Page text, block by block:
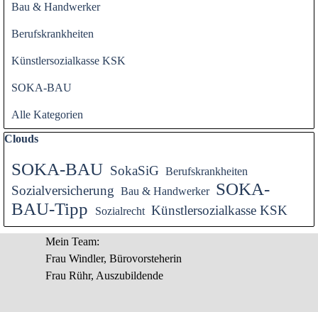
Bau & Handwerker
Berufskrankheiten
Künstlersozialkasse KSK
SOKA-BAU
Alle Kategorien
Block überspringen Clouds
Clouds
SOKA-BAU SokaSiG Berufskrankheiten
Sozialversicherung Bau & Handwerker SOKA-
BAU-Tipp
Sozialrecht Künstlersozialkasse KSK
Mein Team:
Frau Windler, Bürovorsteherin
Frau Rühr, Auszubildende